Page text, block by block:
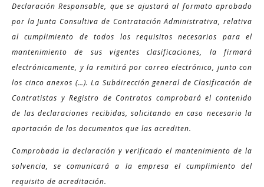
Declaración Responsable, que se ajustará al formato aprobado
por la Junta Consultiva de Contratación Administrativa, relativa
al cumplimiento de todos los requisitos necesarios para el
mantenimiento de sus vigentes clasificaciones, la firmará
electrónicamente, y la remitirá por correo electrónico, junto con
los cinco anexos (…). La Subdirección general de Clasificación de
Contratistas y Registro de Contratos comprobará el contenido
de las declaraciones recibidas, solicitando en caso necesario la
aportación de los documentos que las acrediten.
Comprobada la declaración y verificado el mantenimiento de la
solvencia, se comunicará a la empresa el cumplimiento del
requisito de acreditación.